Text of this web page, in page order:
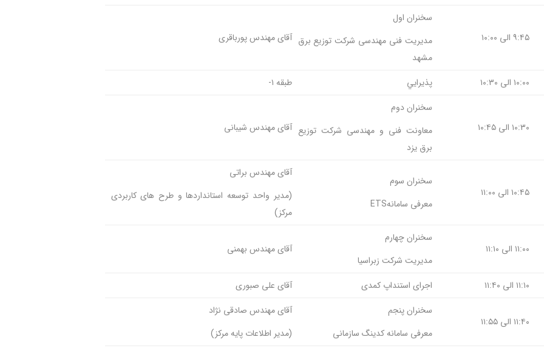
۹:۴۵ الی ۱۰:۰۰
سخنران اول
مدیریت فنی مهندسی شرکت توزیع برق
مشهد
آقای مهندس پورباقری
۱۰:۰۰ الی ۱۰:۳۰ پذيرايي طبقه ۱-
۱۰:۳۰ الی ۱۰:۴۵
سخنران دوم
معاونت فنی و مهندسی شرکت توزیع
برق یزد
آقای مهندس شیبانی
۱۰:۴۵ الی ۱۱:۰۰
سخنران سوم
معرفی سامانهETS
آقای مهندس براتی
(مدیر واحد توسعه استاندارد‌‌ها و طرح های کاربردی
مرکز)
۱۱:۰۰ الی ۱۱:۱۰
سخنران چهارم
مدیریت شرکت زبر‌اسیا
آقای مهندس بهمنی
۱۱:۱۰ الی ۱۱:۴۰ اجرای استنداپ کمدی آقای علی صبوری
۱۱:۴۰ الی ۱۱:۵۵
سخنران پنجم
معرفی سامانه کدینگ سازمانی
آقای مهندس صادقی نژاد
(مدیر اطلاعات پایه مرکز)